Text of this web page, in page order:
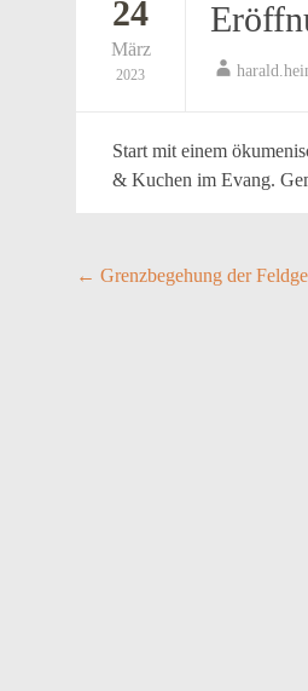
24
März
2023
Start mit einem
& Kuchen im Evang.
Post
← Grenzbegehung der